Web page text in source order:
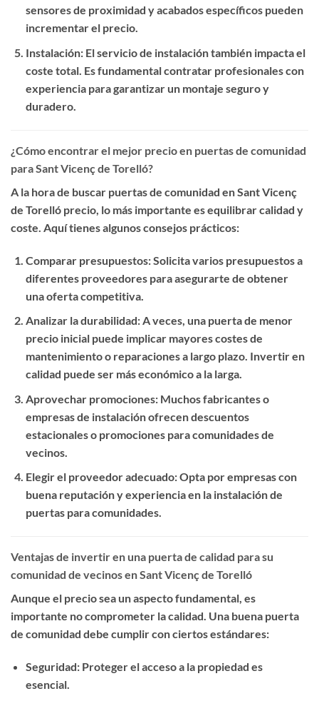
sensores de proximidad y acabados específicos pueden
incrementar el precio.
Instalación: El servicio de instalación también impacta el
coste total. Es fundamental contratar profesionales con
experiencia para garantizar un montaje seguro y
duradero.
¿Cómo encontrar el mejor precio en puertas de comunidad
para Sant Vicenç de Torelló?
A la hora de buscar puertas de comunidad en Sant Vicenç
de Torelló precio, lo más importante es equilibrar calidad y
coste. Aquí tienes algunos consejos prácticos:
Comparar presupuestos: Solicita varios presupuestos a
diferentes proveedores para asegurarte de obtener
una oferta competitiva.
Analizar la durabilidad: A veces, una puerta de menor
precio inicial puede implicar mayores costes de
mantenimiento o reparaciones a largo plazo. Invertir en
calidad puede ser más económico a la larga.
Aprovechar promociones: Muchos fabricantes o
empresas de instalación ofrecen descuentos
estacionales o promociones para comunidades de
vecinos.
Elegir el proveedor adecuado: Opta por empresas con
buena reputación y experiencia en la instalación de
puertas para comunidades.
Ventajas de invertir en una puerta de calidad para su
comunidad de vecinos en Sant Vicenç de Torelló
Aunque el precio sea un aspecto fundamental, es
importante no comprometer la calidad. Una buena puerta
de comunidad debe cumplir con ciertos estándares:
Seguridad: Proteger el acceso a la propiedad es
esencial.